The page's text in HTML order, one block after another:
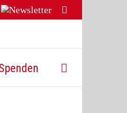
Newsletter
Mail